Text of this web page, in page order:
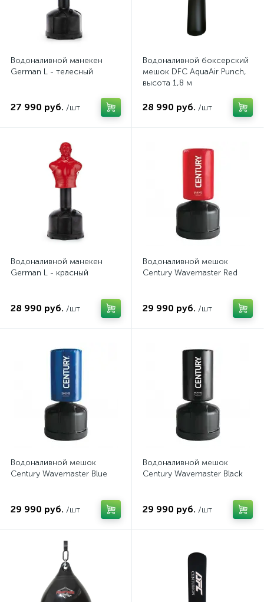
Водоналивной манекен
German L - телесный
27 990 руб. /шт
Водоналивной боксерский
мешок DFC AquaAir Punch,
высота 1,8 м
28 990 руб. /шт
Водоналивной манекен
German L - красный
28 990 руб. /шт
Водоналивной мешок
Century Wavemaster Red
29 990 руб. /шт
Водоналивной мешок
Century Wavemaster Blue
29 990 руб. /шт
Водоналивной мешок
Century Wavemaster Black
29 990 руб. /шт